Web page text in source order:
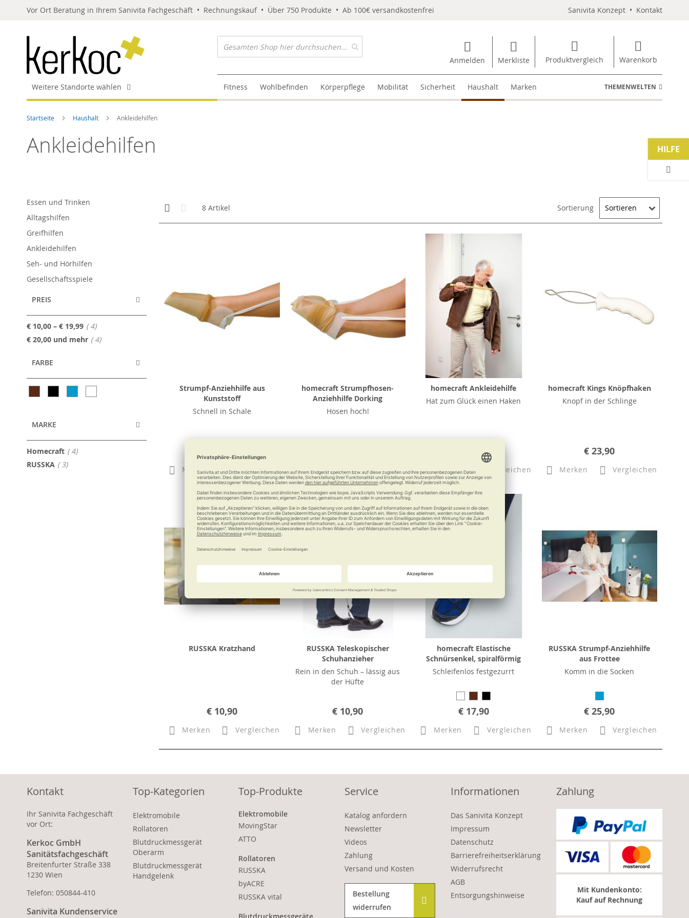
Vor Ort Beratung in Ihrem Sanivita Fachgeschäft • Rechnungskauf • Über 750 Produkte • Ab 100€ versandkostenfrei Sanivita Konzept • Kontakt
Anmelden Merkliste Produktvergleich Warenkorb
Weitere Standorte wählen Fitness Wohlbefinden Körperpflege Mobilität Sicherheit Haushalt Marken THEMENWELTEN
Startseite Haushalt Ankleidehilfen
Ankleidehilfen
Anzeigen
als
Kachelansicht
8 Artikel Sortierung
Strumpf-Anziehhilfe aus
Kunststoff
Schnell in Schale
Merken Vergleichen
homecraft Strumpfhosen-
Anziehhilfe Dorking
Hosen hoch!
Merken Vergleichen
homecraft Ankleidehilfe
Hat zum Glück einen Haken
€ 23,90
Merken Vergleichen
homecraft Kings Knöpfhaken
Knopf in der Schlinge
€ 23,90
Merken Vergleichen
RUSSKA Kratzhand
€ 10,90
Merken Vergleichen
RUSSKA Teleskopischer
Schuhanzieher
Rein in den Schuh – lässig aus
der Hüfte
€ 10,90
Merken Vergleichen
homecraft Elastische
Schnürsenkel, spiralförmig
Schleifenlos festgezurrt
€ 17,90
Merken Vergleichen
RUSSKA Strumpf-Anziehhilfe
aus Frottee
Komm in die Socken
€ 25,90
Merken Vergleichen
Essen und Trinken
Alltagshilfen
Greifhilfen
Ankleidehilfen
Seh- und Hörhilfen
Gesellschaftsspiele
PREIS
€ 10,00 – € 19,99 4Artikel
€ 20,00 und mehr 4Artikel
FARBE
MARKE
Homecraft 4Artikel
RUSSKA 3Artikel
HILFE
Kontakt
Ihr Sanivita Fachgeschäft
vor Ort:
Kerkoc GmbH
Sanitätsfachgeschäft
Breitenfurter Straße 338
1230 Wien
Telefon: 050844-410
Sanivita Kundenservice
Top-Kategorien
Elektromobile
Rollatoren
Blutdruckmessgerät
Oberarm
Blutdruckmessgerät
Handgelenk
Top-Produkte
Elektromobile
MovingStar
ATTO
Rollatoren
RUSSKA
byACRE
RUSSKA vital
Service
Katalog anfordern
Newsletter
Videos
Zahlung
Versand und Kosten
Bestellung
widerrufen
Informationen
Das Sanivita Konzept
Impressum
Datenschutz
Barrierefreiheitserklärung
Widerrufsrecht
AGB
Entsorgungshinweise
Zahlung
Mit Kundenkonto:
Kauf auf Rechnung